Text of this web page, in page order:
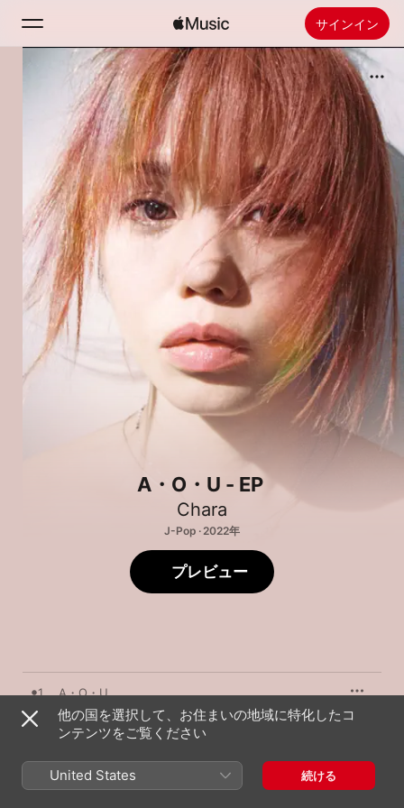
サインイン
ホーム
新着おすすめ
ラジオ
Apple Musicをインストール
A・O・U - EP
Chara
J-Pop · 2022年
プレビュー
1 A・O・U
面影
A・O・U (Instrumental)
他の国を選択して、お住まいの地域に特化したコ
ンテンツをご覧ください
United States 続ける